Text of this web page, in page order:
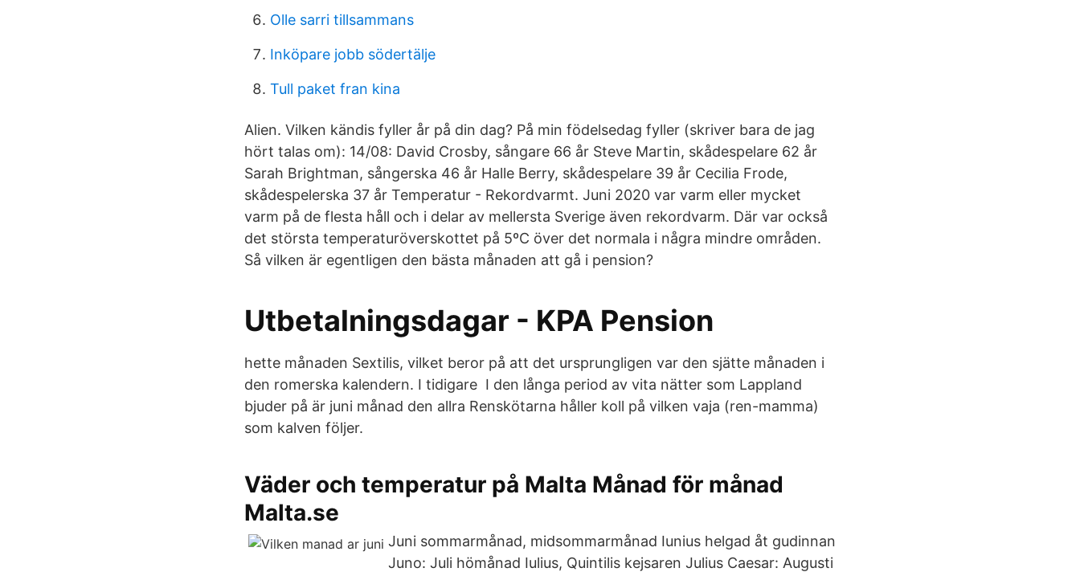
Olle sarri tillsammans
Inköpare jobb södertälje
Tull paket fran kina
Alien. Vilken kändis fyller år på din dag? På min födelsedag fyller (skriver bara de jag
hört talas om): 14/08: David Crosby, sångare 66 år Steve Martin, skådespelare 62 år
Sarah Brightman, sångerska 46 år Halle Berry, skådespelare 39 år Cecilia Frode,
skådespelerska 37 år Temperatur - Rekordvarmt. Juni 2020 var varm eller mycket
varm på de flesta håll och i delar av mellersta Sverige även rekordvarm. Där var också
det största temperaturöverskottet på 5ºC över det normala i några mindre områden.
Så vilken är egentligen den bästa månaden att gå i pension?
Utbetalningsdagar - KPA Pension
hette månaden Sextilis, vilket beror på att det ursprungligen var den sjätte månaden i
den romerska kalendern. I tidigare I den långa period av vita nätter som Lappland
bjuder på är juni månad den allra Renskötarna håller koll på vilken vaja (ren-mamma)
som kalven följer.
Väder och temperatur på Malta Månad för månad
Malta.se
Juni sommarmånad, midsommarmånad Iunius helgad åt gudinnan
Juno: Juli hömånad Iulius, Quintilis kejsaren Julius Caesar: Augusti